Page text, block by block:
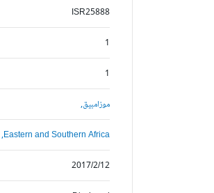
ISR25888
1
1
موزامبيق,
Eastern and Southern Africa,
2017/2/12